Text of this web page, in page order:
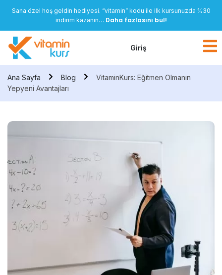
Sana özel hoş geldin hediyesi. “vitamin” kodu ile ilk kursunuzda %30
indirim kazanın… Daha fazlasını bul!
Giriş
Ana Sayfa Blog
VitaminKurs: Eğitmen Olmanın
Yepyeni Avantajları